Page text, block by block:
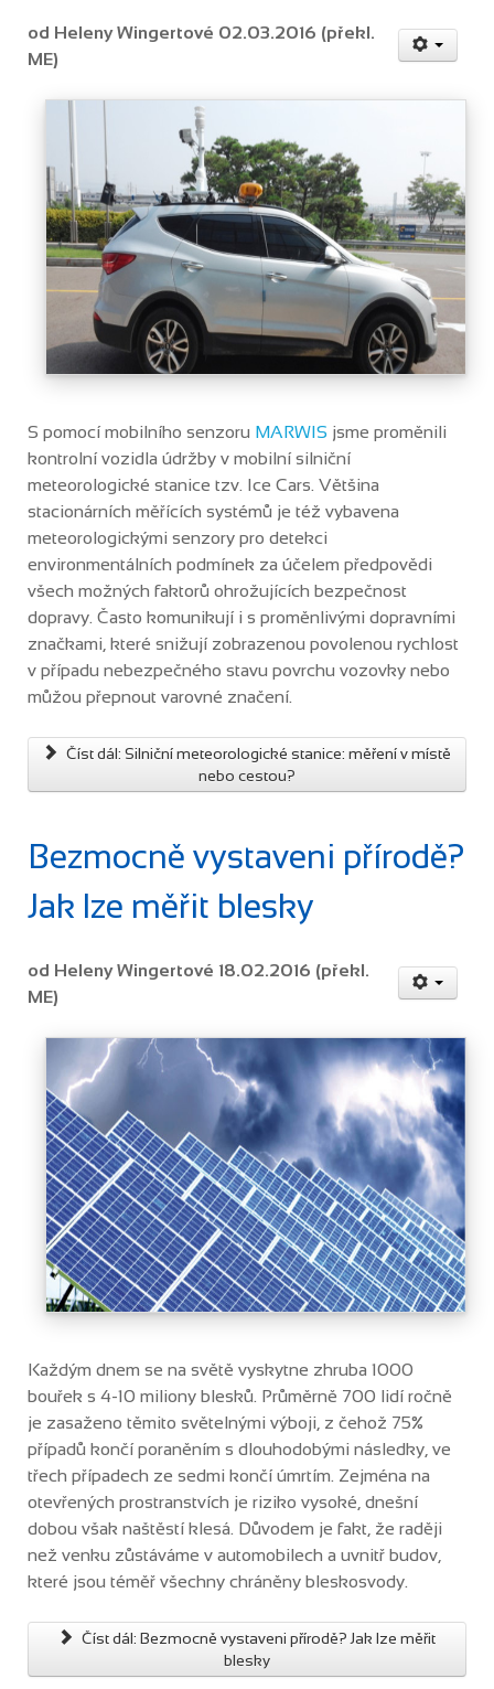
od Heleny Wingertové 02.03.2016 (překl.
ME)
S pomocí mobilního senzoru MARWIS jsme proměnili
kontrolní vozidla údržby v mobilní silniční
meteorologické stanice tzv. Ice Cars. Většina
stacionárních měřících systémů je též vybavena
meteorologickými senzory pro detekci
environmentálních podmínek za účelem předpovědi
všech možných faktorů ohrožujících bezpečnost
dopravy. Často komunikují i s proměnlivými dopravními
značkami, které snižují zobrazenou povolenou rychlost
v případu nebezpečného stavu povrchu vozovky nebo
můžou přepnout varovné značení.
Číst dál: Silniční meteorologické stanice: měření v místě
nebo cestou?
Bezmocně vystaveni přírodě?
Jak lze měřit blesky
od Heleny Wingertové 18.02.2016 (překl.
ME)
Každým dnem se na světě vyskytne zhruba 1000
bouřek s 4-10 miliony blesků. Průměrně 700 lidí ročně
je zasaženo těmito světelnými výboji, z čehož 75%
případů končí poraněním s dlouhodobými následky, ve
třech případech ze sedmi končí úmrtím. Zejména na
otevřených prostranstvích je riziko vysoké, dnešní
dobou však naštěstí klesá. Důvodem je fakt, že raději
než venku zůstáváme v automobilech a uvnitř budov,
které jsou téměř všechny chráněny bleskosvody.
Číst dál: Bezmocně vystaveni přírodě? Jak lze měřit
blesky